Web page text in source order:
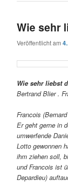
Wie sehr
Veröffentlicht am
Wie sehr liebst
Bertrand Blier .
Francois
Er geht gerne in
umwerfende
Lotto gewonnen
ihm ziehen soll,
und Francois ist
Depardieu)